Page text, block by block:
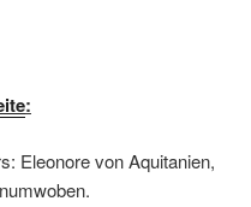
:
Eleonore von Aquitanien,